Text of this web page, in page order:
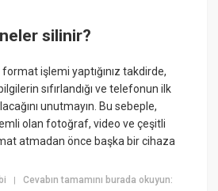
silinir?
işlemi yaptığınız takdirde,
sıfırlandığı ve telefonun ilk
unutmayın. Bu sebeple,
olan fotoğraf, video ve çeşitli
atmadan önce başka bir cihaza
|Cevabın tamamını burada okuyun: